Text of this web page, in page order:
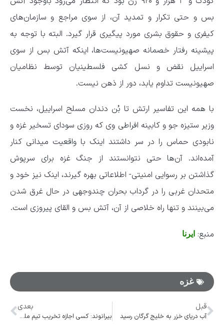
بس و حتی تکرار و تمدید آن، از سوی مراجع و سازمان‌های
کیفری و حقوق بشری مورد پیگیری قرار گیرد. البته با توجه به
پیشینه رفتار خصمانه صهیونیست‌ها، اینکه آتش بس از سوی
اسراییل نقض و نسل کشی فلسطینیان توسط نظامیان
صهیونیست تداوم یابد، دور از ذهن نیست.
با همه این تفاسیر ارتش تا بُن دندان مسلح اسراییل، نخست
وزیر ستیزه جو و کابینه افراطی وی که روزی سودای تسخیر غزه و
نابودی حماس را در سر داشتند اینک با واقعیت میدانی کنار
آمده‌اند. آن‌ها حتی نتوانستند از جنگ غزه برای سرپوش
گذاشتن بر رسوایی امنیتی- اطلاعاتی بهره گیرند، اینک نیز خود و
متحدان غربی را در گرداب بحران چندوجهی در حال غرق شدن
می‌بینند و تنها راه خلاصی از آن، آتش بس و القای پیروزی است.
منبع: ایرنا
غزه
قبل
آب دریای خزر به خلیج گرگان رسید
بعدی
بیرانوند: کسی اجازه تخریب تیم ملی را ندارد/ رونالدو تا به من گل نزند ول نمی‌کند